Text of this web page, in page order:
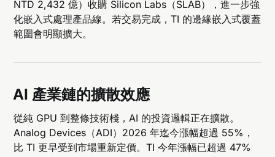
NTD 2,432 億）收購 Silicon Labs（SLAB），進一步強
化嵌入式處理產品線。若交易完成，TI 的邊緣嵌入式覆蓋
範圍會明顯擴大。
AI 產業鏈的擴散效應
從純 GPU 到整條技術棧，AI 的投資邏輯正在擴散。
Analog Devices（ADI）2026 年迄今漲幅超過 55%，
比 TI 更早受到市場重新定價。TI 今年漲幅已超過 47%